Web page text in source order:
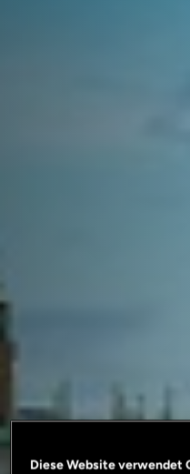
Diese Website verwendet